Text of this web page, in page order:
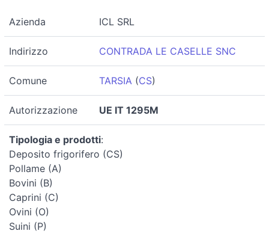
Azienda ICL SRL
Indirizzo CONTRADA LE CASELLE SNC
Comune TARSIA (CS)
Autorizzazione UE IT 1295M
Tipologia e prodotti:
Deposito frigorifero (CS)
Pollame (A)
Bovini (B)
Caprini (C)
Ovini (O)
Suini (P)